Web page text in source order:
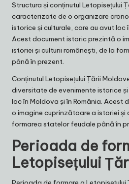
Structura și conținutul Letopisețului
caracterizate de o organizare
istorice și culturale, care au avut loc
Acest document istoric prezintă o
istoriei și culturii românești, de la
până în prezent.
Conținutul Letopisețului Țării
diversitate de evenimente istorice
loc în Moldova și în România. Acest
o imagine cuprinzătoare a istoriei și
formarea statelor feudale până în
Perioada de
Letopisețului